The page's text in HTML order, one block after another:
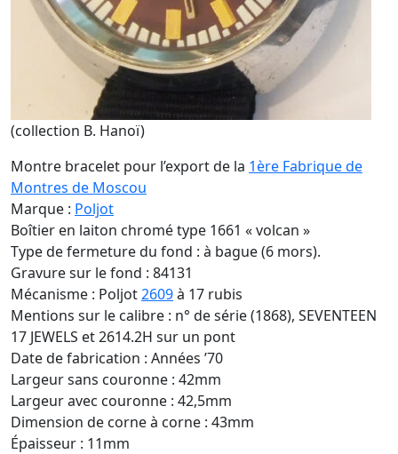
(collection B. Hanoï)
Montre bracelet pour l’export de la 1ère Fabrique de
Montres de Moscou
Marque : Poljot
Boîtier en laiton chromé type 1661 « volcan »
Type de fermeture du fond : à bague (6 mors).
Gravure sur le fond : 84131
Mécanisme : Poljot2609à 17 rubis
Mentions sur le calibre : n° de série (1868), SEVENTEEN
17 JEWELS et 2614.2H sur un pont
Date de fabrication : Années ’70
Largeur sans couronne : 42mm
Largeur avec couronne : 42,5mm
Dimension de corne à corne : 43mm
Épaisseur : 11mm